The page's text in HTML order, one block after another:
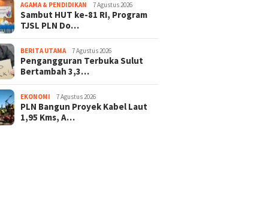
AGAMA & PENDIDIKAN 7 Agustus 2026
Sambut HUT ke-81 RI, Program
TJSL PLN Do…
BERITA UTAMA 7 Agustus 2026
Pengangguran Terbuka Sulut
Bertambah 3,3…
EKONOMI 7 Agustus 2026
PLN Bangun Proyek Kabel Laut
1,95 Kms, A…